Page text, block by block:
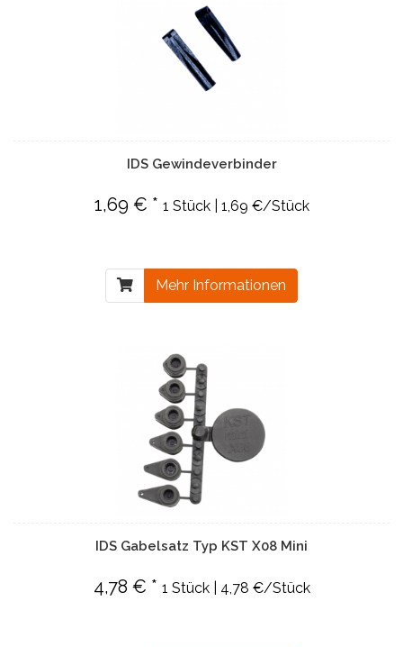
IDS Gewindeverbinder
1,69 € * 1 Stück | 1,69 €/Stück
Mehr Informationen
IDS Gabelsatz Typ KST X08 Mini
4,78 € * 1 Stück | 4,78 €/Stück